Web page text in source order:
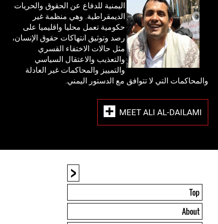
اليمنية للدفاع عن الحقوق والحريات
الديمقراطية. وهي منظمة غير
حكومية تعمل محليا واقليميا على
رصد وتوثيق انتهاكات حقوق الإنسان،
مثل حالات الاختفاء القسري
والتعذيب والاعتقال السياسي
والتمييز والمحاكمات غير العادلة
والمحاكمات التي لا تتوافق مع الدستور اليمني.
MEET ALI AL-DAILAMI
<
Top
About